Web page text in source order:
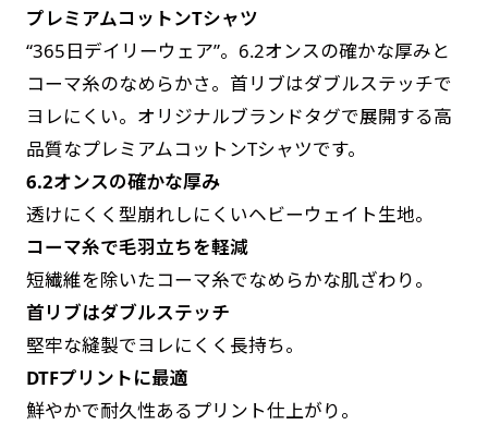
プレミアムコットンTシャツ
“365日デイリーウェア”。6.2オンスの確かな厚みと
コーマ糸のなめらかさ。首リブはダブルステッチで
ヨレにくい。オリジナルブランドタグで展開する高
品質なプレミアムコットンTシャツです。
6.2オンスの確かな厚み
透けにくく型崩れしにくいヘビーウェイト生地。
コーマ糸で毛羽立ちを軽減
短繊維を除いたコーマ糸でなめらかな肌ざわり。
首リブはダブルステッチ
堅牢な縫製でヨレにくく長持ち。
DTFプリントに最適
鮮やかで耐久性あるプリント仕上がり。
す。かわいいい＆おしゃれなのぼりです。台はセ
ットでついてます。
ジャンボ(90x270)
遠くからでも視認しやすいジャンボサイズです。
駐車場などのスペースに余裕がある場所で大々的
に宣伝できます。
4mまたは5mのポールが必要です。
す。かわいいい＆おしゃれなのぼりです。台はセ
ットでついてます。
ジャンボ(270x90)
遠くからでも視認しやすいジャンボサイズです。
駐車場などのスペースに余裕がある場所で大々的
に宣伝できます。
4mまたは5mのポールが必要です。